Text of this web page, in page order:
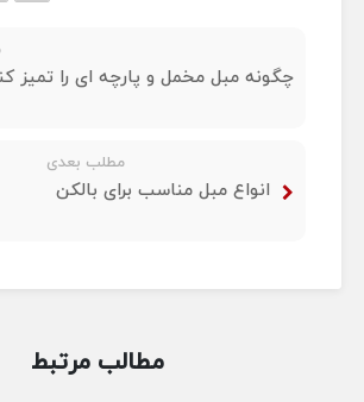
چگونه مبل مخمل و پارچه ای را تمیز
مطلب بعدی
انواع مبل مناسب برای بالکن
مطالب مرتبط